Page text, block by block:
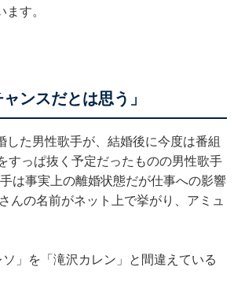
す。
ンスだとは思う」
た男性歌手が、結婚後に今度は番組
すっぱ抜く予定だったものの男性歌手
は事実上の離婚状態だが仕事への影響
んの名前がネット上で挙がり、アミュ
」を「滝沢カレン」と間違えている